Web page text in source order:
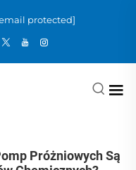
protected]
Próżniowych Są